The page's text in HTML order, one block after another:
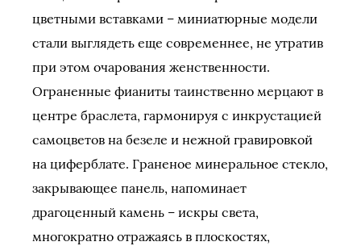
цветными вставками – миниатюрные модели
стали выглядеть еще современнее, не утратив
при этом очарования женственности.
Ограненные фианиты таинственно мерцают в
центре браслета, гармонируя с инкрустацией
самоцветов на безеле и нежной гравировкой
на циферблате. Граненое минеральное стекло,
закрывающее панель, напоминает
драгоценный камень – искры света,
многократно отражаясь в плоскостях,